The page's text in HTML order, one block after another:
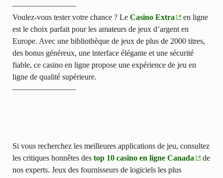
————————
Voulez-vous tester votre chance ? Le Casino Extra
en ligne
est le choix parfait pour les amateurs de jeux d’argent en
Europe. Avec une bibliothèque de jeux de plus de 2000 titres,
des bonus généreux, une interface élégante et une sécurité
fiable, ce casino en ligne propose une expérience de jeu en
ligne de qualité supérieure.
————————
Si vous recherchez les meilleures applications de jeu, consultez
les critiques honnêtes des top 10 casino en ligne Canada
de
nos experts. Jeux des fournisseurs de logiciels les plus